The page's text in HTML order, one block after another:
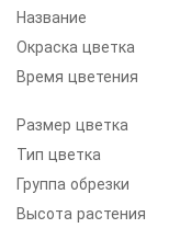
Название
Окраска цветка
Время цветения
Размер цветка
Тип цветка
Группа обрезки
Высота растения